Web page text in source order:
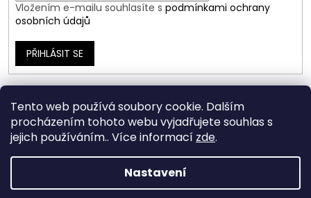
Tento web používá soubory cookie. Dalším
procházením tohoto webu vyjadřujete souhlas s
jejich používáním.. Více informací zde.
Nastavení
Vložením e-mailu souhlasíte s podmínkami ochrany
osobních údajů
PŘIHLÁSIT SE
Vytvořil Shoptet